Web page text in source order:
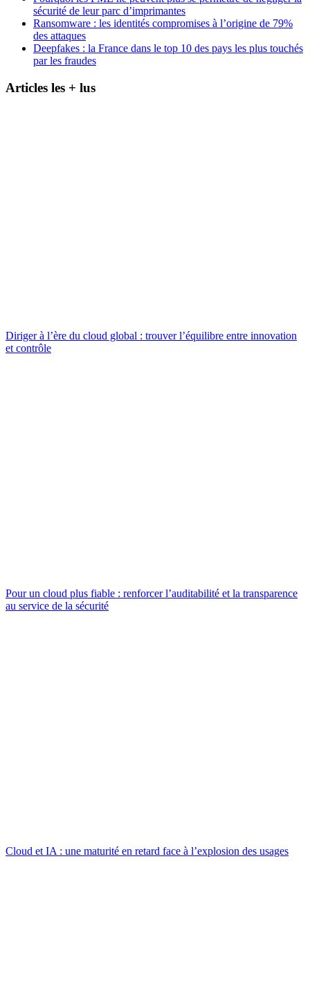
sécurité de leur parc d’imprimantes
Ransomware : les identités compromises à l’origine de 79%
des attaques
Deepfakes : la France dans le top 10 des pays les plus touchés
par les fraudes
Articles les + lus
Diriger à l’ère du cloud global : trouver l’équilibre entre innovation
et contrôle
Pour un cloud plus fiable : renforcer l’auditabilité et la transparence
au service de la sécurité
Cloud et IA : une maturité en retard face à l’explosion des usages